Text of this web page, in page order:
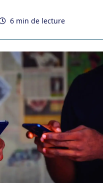
6 min de lecture